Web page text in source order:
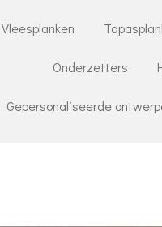
Vleesplanken
Onderzetters
Gepersonaliseerde